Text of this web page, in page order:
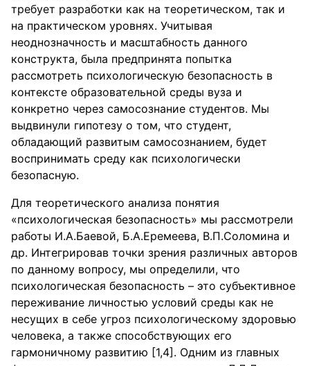
требует разработки как на теоретическом, так и
на практическом уровнях. Учитывая
неоднозначность и масштабность данного
конструкта, была предпринята попытка
рассмотреть психологическую безопасность в
контексте образовательной среды вуза и
конкретно через самосознание студентов. Мы
выдвинули гипотезу о том, что студент,
обладающий развитым самосознанием, будет
воспринимать среду как психологически
безопасную.
Для теоретического анализа понятия
«психологическая безопасность» мы рассмотрели
работы И.А.Баевой, Б.А.Еремеева, В.П.Соломина и
др. Интегрировав точки зрения различных авторов
по данному вопросу, мы определили, что
психологическая безопасность – это субъективное
переживание личностью условий среды как не
несущих в себе угроз психологическому здоровью
человека, а также способствующих его
гармоничному развитию [1,4]. Одним из главных